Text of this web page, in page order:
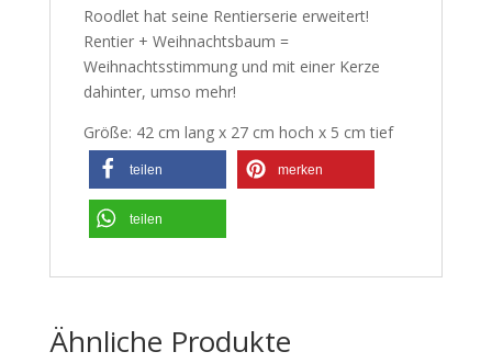
Roodlet hat seine Rentierserie erweitert!
Rentier + Weihnachtsbaum =
Weihnachtsstimmung und mit einer Kerze
dahinter, umso mehr!
Größe: 42 cm lang x 27 cm hoch x 5 cm tief
teilen merken
teilen
Ähnliche Produkte